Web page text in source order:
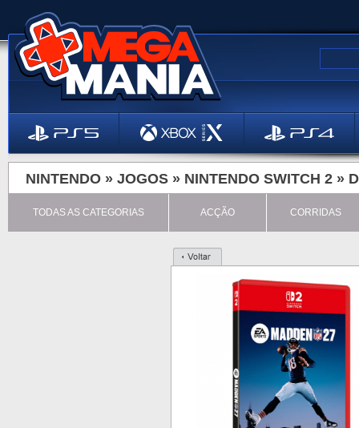
NINTENDO » JOGOS » NINTENDO SWITCH 2 »
TODAS AS CATEGORIAS ACÇÃO CORRIDAS